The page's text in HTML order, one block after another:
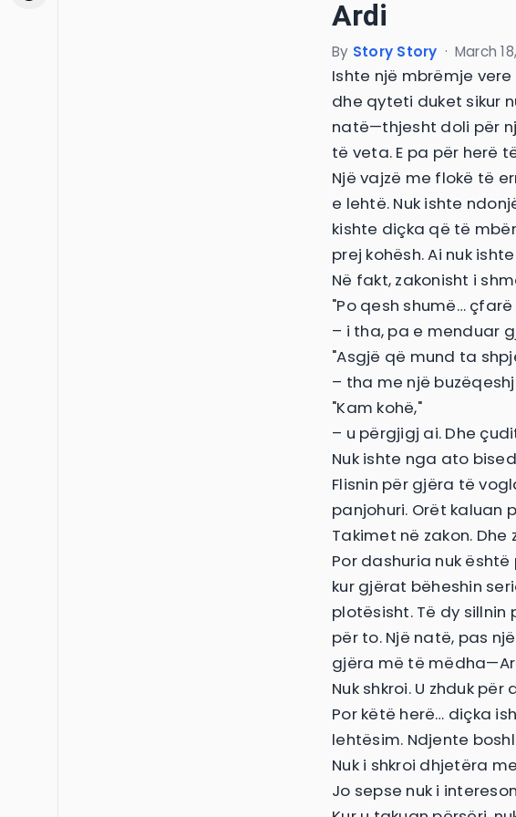
Ardi
By Story Story · March
Ishte një mbrëmje
dhe qyteti duket sikur
natë—thjesht doli për
të veta. E pa për herë
Një vajzë me flokë të
e lehtë. Nuk ishte
kishte diçka që të
prej kohësh. Ai nuk
Në fakt, zakonisht i
"Po qesh shumë…
– i tha, pa e menduar
"Asgjë që mund ta
– tha me një
"Kam kohë,"
– u përgjigj ai. Dhe
Nuk ishte nga ato
Flisnin për gjëra të
panjohuri. Orët kaluan
Takimet në zakon.
Por dashuria nuk
kur gjërat bëheshin
plotësisht. Të dy sillnin
për to. Një natë, pas
gjëra më të
Nuk shkroi. U zhduk
Por këtë herë… diçka
lehtësim. Ndjente
Nuk i shkroi dhjetëra
Jo sepse nuk i